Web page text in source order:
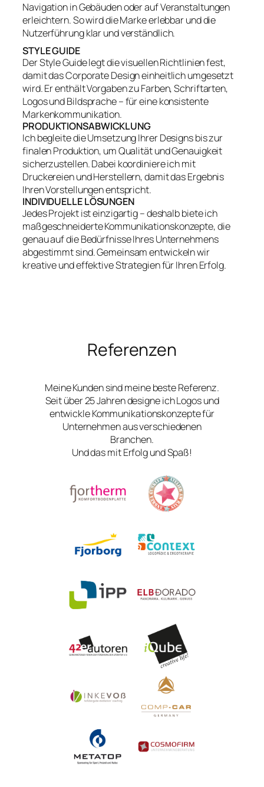
Navigation in Gebäuden oder auf Veranstaltungen
erleichtern. So wird die Marke erlebbar und die
Nutzerführung klar und verständlich.
STYLE GUIDE
Der Style Guide legt die visuellen Richtlinien fest,
damit das Corporate Design einheitlich umgesetzt
wird. Er enthält Vorgaben zu Farben, Schriftarten,
Logos und Bildsprache – für eine konsistente
Markenkommunikation.
PRODUKTIONSABWICKLUNG
Ich begleite die Umsetzung Ihrer Designs bis zur
finalen Produktion, um Qualität und Genauigkeit
sicherzustellen. Dabei koordiniere ich mit
Druckereien und Herstellern, damit das Ergebnis
Ihren Vorstellungen entspricht.
INDIVIDUELLE LÖSUNGEN
Jedes Projekt ist einzigartig – deshalb biete ich
maßgeschneiderte Kommunikationskonzepte, die
genau auf die Bedürfnisse Ihres Unternehmens
abgestimmt sind. Gemeinsam entwickeln wir
kreative und effektive Strategien für Ihren Erfolg.
Referenzen
Meine Kunden sind meine beste Referenz.
Seit über 25 Jahren designe ich Logos und
entwickle Kommunikationskonzepte für
Unternehmen aus verschiedenen
Branchen.
Und das mit Erfolg und Spaß!